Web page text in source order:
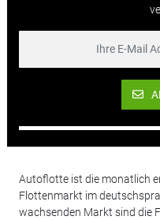
Autoflotte ist die monatlich
Flottenmarkt im
wachsenden Markt sind die